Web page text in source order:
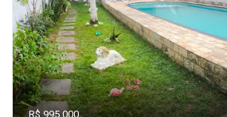
R$ 995.000